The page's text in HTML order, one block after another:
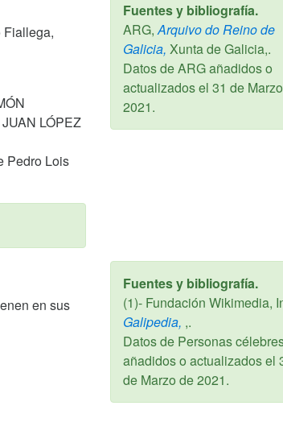
Fiallega,
LÓPEZ
Pedro Lois
Fuentes y bibliografía.
ARG,Arquivo do Reino de
Galicia, Xunta de Galicia,.
Datos de ARG añadidos o
actualizados el 31 de
2021.
en sus
Fuentes y bibliografía.
(1)- Fundación Wikimedia,
Galipedia, ,.
Datos de Personas
añadidos o actualizados el
de Marzo de 2021.